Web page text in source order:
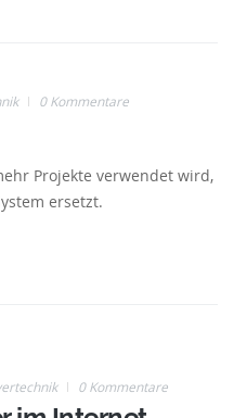
0 Kommentare
Projekte verwendet wird,
ersetzt.
0 Kommentare